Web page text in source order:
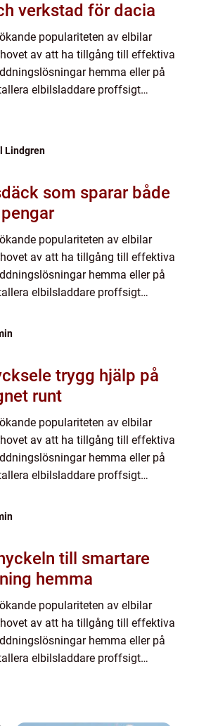
verkstad för dacia
populariteten av elbilar
av att ha tillgång till effektiva
hemma eller på
elbilsladdare proffsigt
Lindgren
som sparar både
populariteten av elbilar
av att ha tillgång till effektiva
hemma eller på
elbilsladdare proffsigt
hjälp på
runt
populariteten av elbilar
av att ha tillgång till effektiva
hemma eller på
elbilsladdare proffsigt
hemma
populariteten av elbilar
av att ha tillgång till effektiva
hemma eller på
elbilsladdare proffsigt